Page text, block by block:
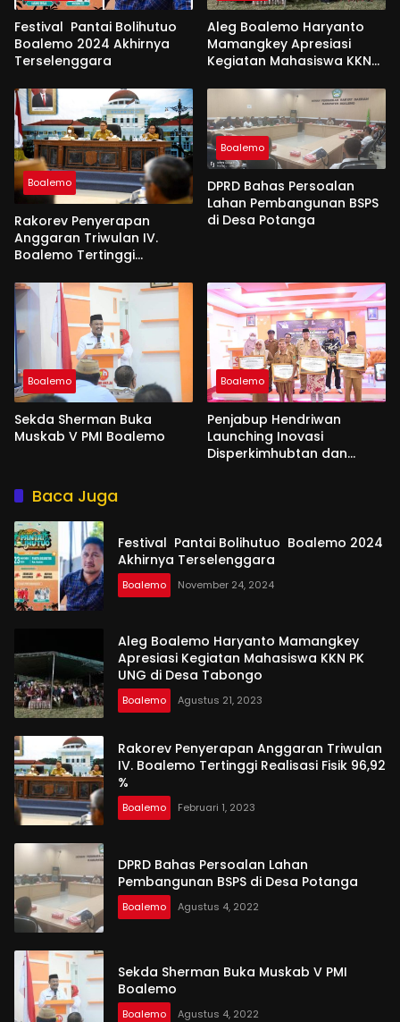
Festival Pantai Bolihutuo
Boalemo 2024 Akhirnya
Terselenggara
Aleg Boalemo Haryanto
Mamangkey Apresiasi
Kegiatan Mahasiswa KKN
Boalemo
Rakorev Penyerapan
Anggaran Triwulan IV.
Boalemo Tertinggi
Boalemo
DPRD Bahas Persoalan
Lahan Pembangunan BSPS
di Desa Potanga
Boalemo
Sekda Sherman Buka
Muskab V PMI Boalemo
Boalemo
Penjabup Hendriwan
Launching Inovasi
Disperkimhubtan dan
Baca Juga
Festival Pantai Bolihutuo Boalemo 2024
Akhirnya Terselenggara
Boalemo November 24, 2024
Aleg Boalemo Haryanto Mamangkey
Apresiasi Kegiatan Mahasiswa KKN PK
UNG di Desa Tabongo
Boalemo Agustus 21, 2023
Rakorev Penyerapan Anggaran Triwulan
IV. Boalemo Tertinggi Realisasi Fisik 96,92
%
Boalemo Februari 1, 2023
DPRD Bahas Persoalan Lahan
Pembangunan BSPS di Desa Potanga
Boalemo Agustus 4, 2022
Sekda Sherman Buka Muskab V PMI
Boalemo
Boalemo Agustus 4, 2022